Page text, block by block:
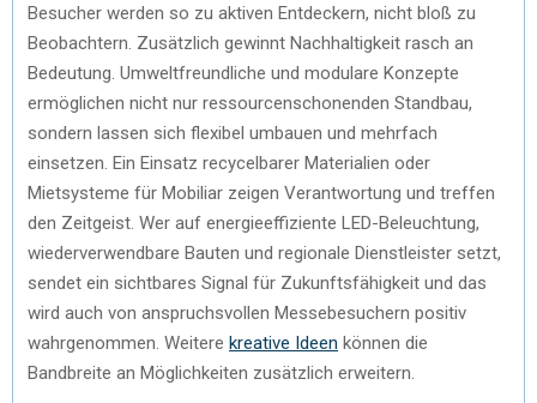
Besucher werden so zu aktiven Entdeckern, nicht bloß zu
Beobachtern. Zusätzlich gewinnt Nachhaltigkeit rasch an
Bedeutung. Umweltfreundliche und modulare Konzepte
ermöglichen nicht nur ressourcenschonenden Standbau,
sondern lassen sich flexibel umbauen und mehrfach
einsetzen. Ein Einsatz recycelbarer Materialien oder
Mietsysteme für Mobiliar zeigen Verantwortung und treffen
den Zeitgeist. Wer auf energieeffiziente LED-Beleuchtung,
wiederverwendbare Bauten und regionale Dienstleister setzt,
sendet ein sichtbares Signal für Zukunftsfähigkeit und das
wird auch von anspruchsvollen Messebesuchern positiv
wahrgenommen. Weitere kreative Ideen können die
Bandbreite an Möglichkeiten zusätzlich erweitern.